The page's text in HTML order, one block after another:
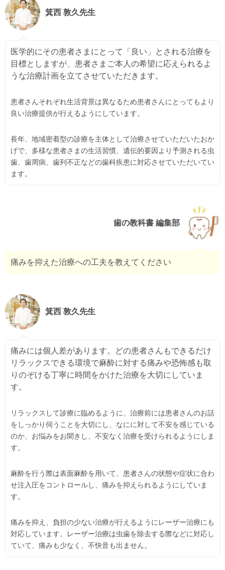
箕西 敦久先生
医学的にその患者さまにとって「良い」とされる治療を
目標としますが、患者さまご本人の希望に応えられるよ
うな治療計画を立てさせていただきます。
患者さんそれぞれ生活背景は異なるため患者さんにとってもより
良い治療提供が行えるようにしています。
長年、地域密着型の診療を主体として治療させていただいたおか
げで、多様な患者さまの生活習慣、遺伝的要因より予測される虫
歯、歯周病、歯列不正などの歯科疾患に対応させていただいてい
ます。
歯の教科書 編集部
痛みを抑えた治療への工夫を教えてください
箕西 敦久先生
痛みには個人差があります。どの患者さんもできるだけ
リラックスできる環境で麻酔に対する痛みや恐怖感も取
りのぞける丁寧に時間をかけた治療を大切にしていま
す。
リラックスして診療に臨めるように、治療前には患者さんのお話
をしっかり伺うことを大切にし、なにに対して不安を感じている
のか、お悩みをお聞きし、不安なく治療を受けられるようにしま
す。
麻酔を行う際は表面麻酔を用いて、患者さんの状態や症状に合わ
せ注入圧をコントロールし、痛みを抑えられるようにしていま
す。
痛みを抑え、負担の少ない治療が行えるようにレーザー治療にも
対応しています。レーザー治療は虫歯を除去する際などに対応し
ていて、痛みも少なく、不快音も出ません。